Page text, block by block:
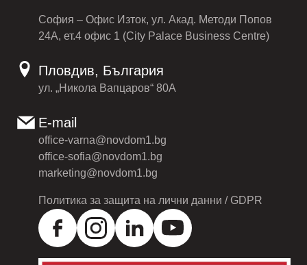
София – Офис Изток, ул. Акад. Методи Попов
24А, ет.4 офис 1 (City Palace Business Centre)
Пловдив, България
ул. „Никола Вапцаров“ 80А
E-mail
office-varna@novdom1.bg
office-sofia@novdom1.bg
marketing@novdom1.bg
Политика за защита на лични данни / GDPR